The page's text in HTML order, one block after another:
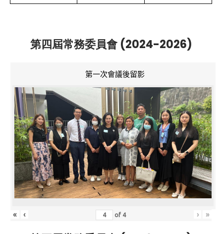
第四屆常務委員會 (2024-2026)
第一次會議後留影
« ‹ of 4 › »